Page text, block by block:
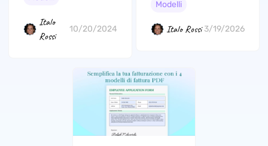
Italo
Rossi
10/20/2024
lettera di
premium e più
apprezzati!
Modelli
Italo Rossi 3/19/2026